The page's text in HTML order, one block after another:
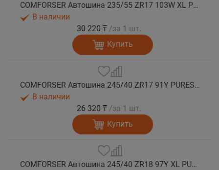
COMFORSER Автошина 235/55 ZR17 103W XL PURESPEED лето
В наличии
30 220 ₸ /за 1 шт.
Купить
COMFORSER Автошина 245/40 ZR17 91Y PURESPEED лето
В наличии
26 320 ₸ /за 1 шт.
Купить
COMFORSER Автошина 245/40 ZR18 97Y XL PURESPEED лето